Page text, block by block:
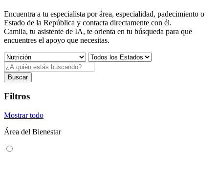
Encuentra a tu especialista por área, especialidad, padecimiento o
Estado de la República y contacta directamente con él.
Camila, tu asistente de IA, te orienta en tu búsqueda para que
encuentres el apoyo que necesitas.
Buscar
Filtros
Mostrar todo
Área del Bienestar